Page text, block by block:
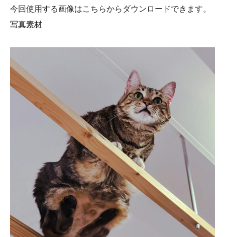
今回使用する画像はこちらからダウンロードできます。
写真素材